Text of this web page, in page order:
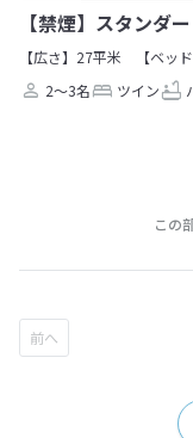
【禁煙】スタンダ
【広さ】27平米
【ベッ
2～3名
ツイン
この